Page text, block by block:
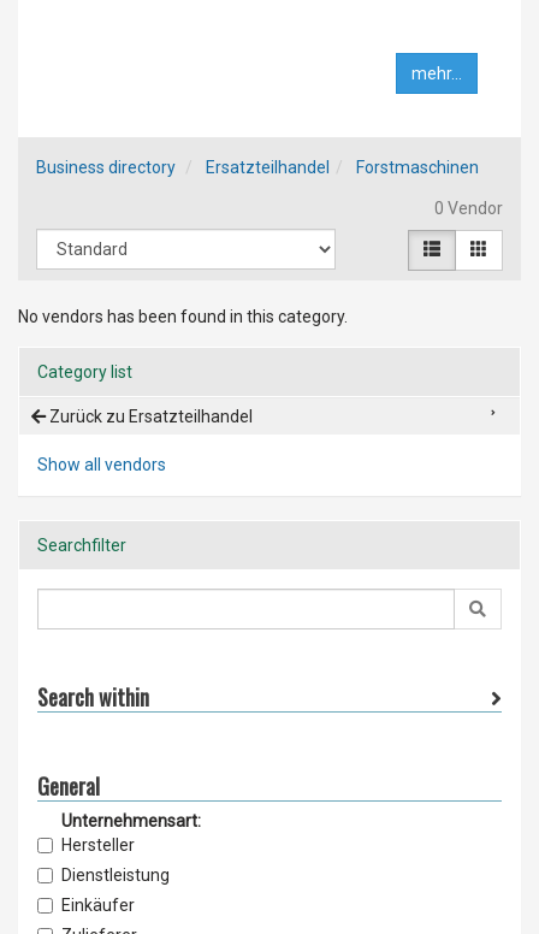
mehr...
Business directory Ersatzteilhandel Forstmaschinen
0 Vendor
No vendors has been found in this category.
Category list
Zurück zu Ersatzteilhandel
Show all vendors
Searchfilter
Search within
General
Unternehmensart:
Hersteller
Dienstleistung
Einkäufer